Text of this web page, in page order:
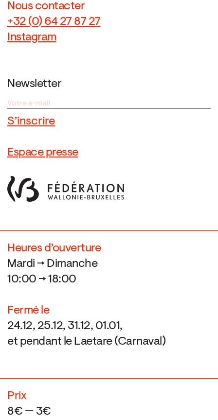
Nous contacter
+32 (0) 64 27 87 27
Instagram
Newsletter
Espace presse
Heures d’ouverture
Mardi → Dimanche
10:00 → 18:00
Fermé le
24.12, 25.12, 31.12, 01.01,
et pendant le Laetare (Carnaval)
Prix
8€ — 3€